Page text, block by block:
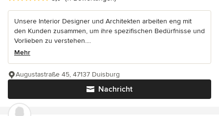
Unsere Interior Designer und Architekten arbeiten eng mit
den Kunden zusammen, um ihre spezifischen Bedürfnisse und
Vorlieben zu verstehen....
Mehr
Nachricht
Augustastraße 45, 47137 Duisburg